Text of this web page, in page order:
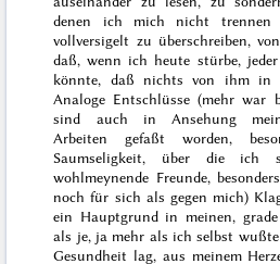
denen ich mich nicht trennen
vollversigelt zu überschreiben,
daß, wenn ich heute stürbe,
könnte, daß nichts von ihm in
Analoge Entschlüsse (mehr
sind auch in Ansehung
Arbeiten gefaßt worden,
Saumseligkeit, über die ich
wohlmeynende Freunde,
noch für sich als gegen mich)
ein Hauptgrund in meinen,
als je, ja mehr als ich selbst
Gesundheit lag, aus meinem